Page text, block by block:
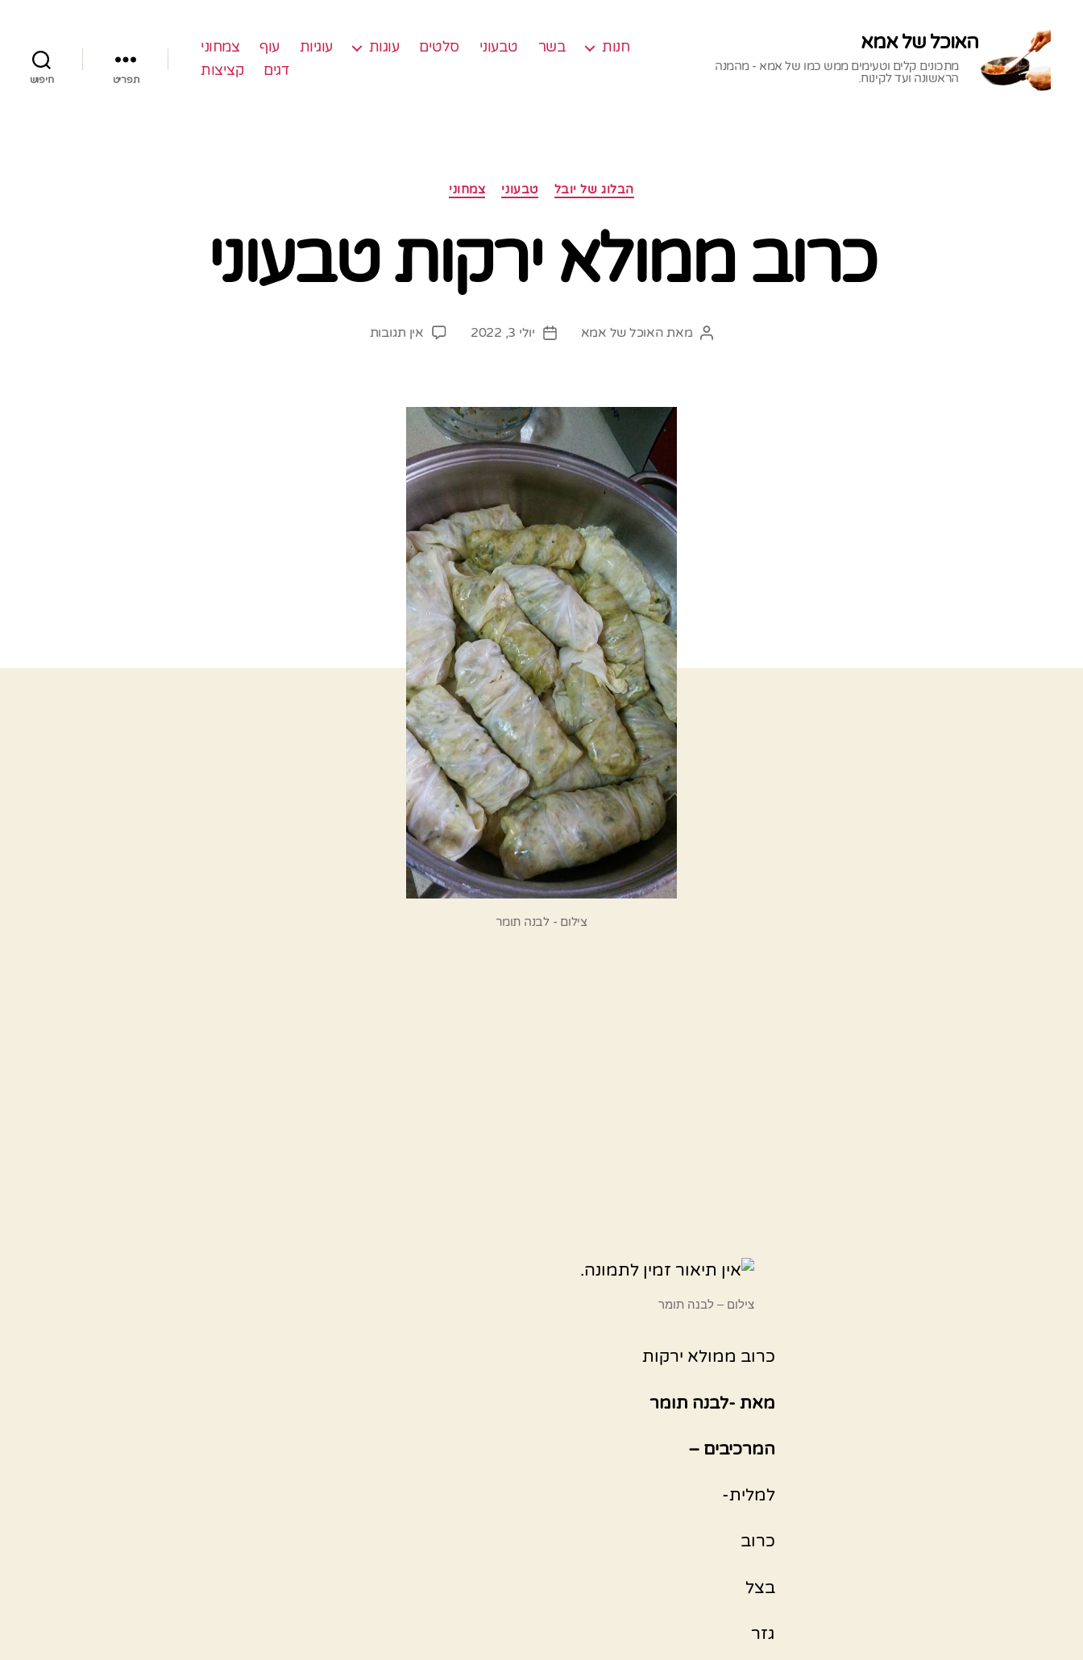
האוכל של אמא
מתכונים קלים וטעימים ממש כמו של אמא - מהמנה
הראשונה ועד לקינוח.
חנות בשר טבעוני סלטים עוגות עוגיות עוף
צמחוני
דגים
קציצות
תפריט חיפוש
קטגוריות הבלוג של יובל טבעוני צמחוני
כרוב ממולא ירקות טבעוני
המחבר
מאת האוכל של אמא
תאריך
יולי 3, 2022 אין תגובות
צילום - לבנה תומר
צילום – לבנה תומר
כרוב ממולא ירקות
מאת -לבנה תומר
המרכיבים –
למלית-
כרוב
בצל
גזר